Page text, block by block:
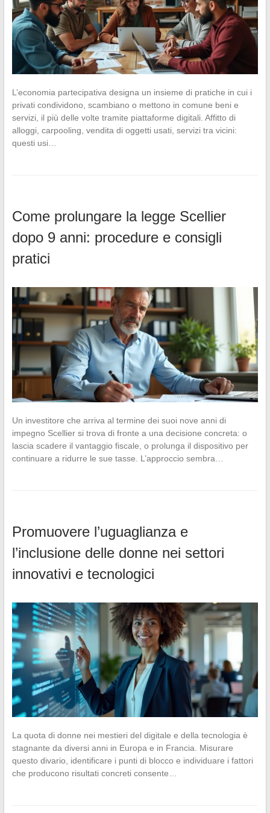
L’economia partecipativa designa un insieme di pratiche in cui i
privati condividono, scambiano o mettono in comune beni e
servizi, il più delle volte tramite piattaforme digitali. Affitto di
alloggi, carpooling, vendita di oggetti usati, servizi tra vicini:
questi usi…
Come prolungare la legge Scellier
dopo 9 anni: procedure e consigli
pratici
Un investitore che arriva al termine dei suoi nove anni di
impegno Scellier si trova di fronte a una decisione concreta: o
lascia scadere il vantaggio fiscale, o prolunga il dispositivo per
continuare a ridurre le sue tasse. L’approccio sembra…
Promuovere l’uguaglianza e
l’inclusione delle donne nei settori
innovativi e tecnologici
La quota di donne nei mestieri del digitale e della tecnologia è
stagnante da diversi anni in Europa e in Francia. Misurare
questo divario, identificare i punti di blocco e individuare i fattori
che producono risultati concreti consente…